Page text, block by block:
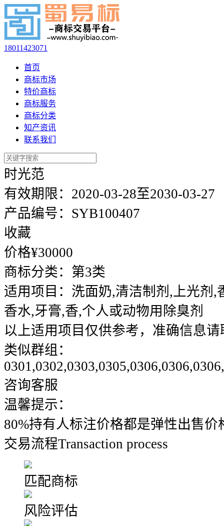
18011423071
首页
商标市场
特价商标
商标服务
商标分类
知产资讯
联系我们
时光范
有效期限： 2020-03-28至2030-03-27
产品编号： SYB100407
收藏
价格¥30000
商标分类： 第3类
适用项目： 洗面奶,清洁制剂,上光剂,
香水,牙膏,香,个人或动物用除臭剂
以上适用项目仅供参考，准确信息
类似群组：
咨询客服
温馨提示：
80%持有人标注价格都是弹性出售
交易流程Transaction process
匹配商标
风险评估